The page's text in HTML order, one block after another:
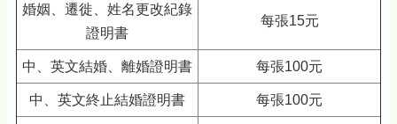
婚姻、遷徙、姓名更改紀錄
證明書
每張15元
中、英文結婚、離婚證明書 每張100元
中、英文終止結婚證明書 每張100元